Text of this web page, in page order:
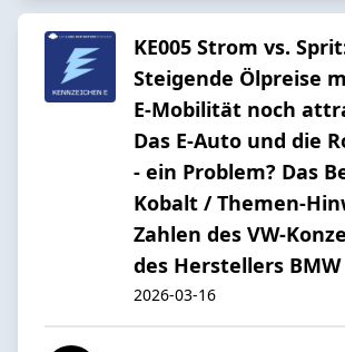
KE005 Strom vs.
Steigende Ölpreise
E-Mobilität noch
Das E-Auto und die
- ein Problem? Das
Kobalt / Themen-
Zahlen des VW-
des Herstellers BMW
2026-03-16